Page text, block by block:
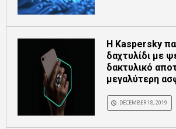
Η Kaspersky
δαχτυλίδι με
δακτυλικό
μεγαλύτερη
DECEMBER 18, 2019